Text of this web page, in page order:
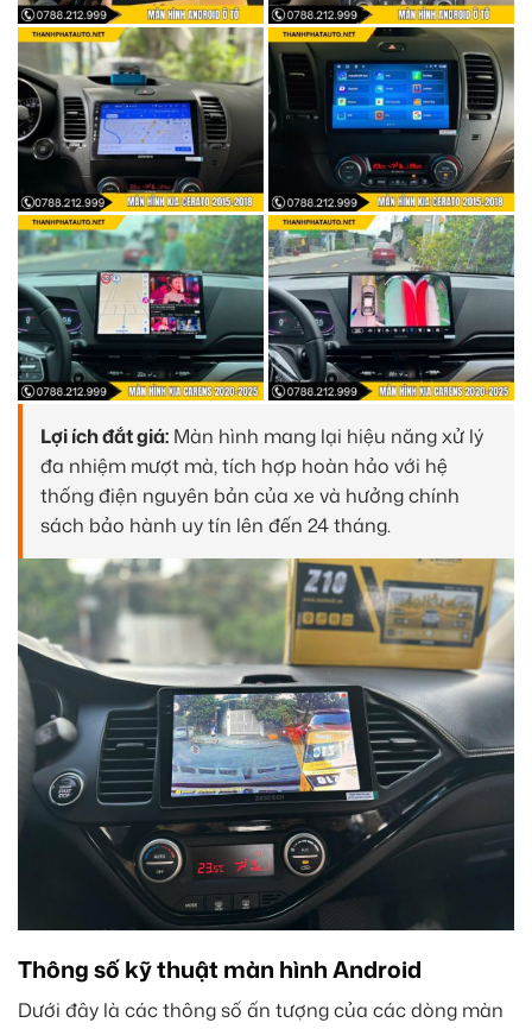
Lợi ích đắt giá: Màn hình mang lại hiệu năng xử lý
đa nhiệm mượt mà, tích hợp hoàn hảo với hệ
thống điện nguyên bản của xe và hưởng chính
sách bảo hành uy tín lên đến 24 tháng.
Thông số kỹ thuật màn hình Android
Dưới đây là các thông số ấn tượng của các dòng màn